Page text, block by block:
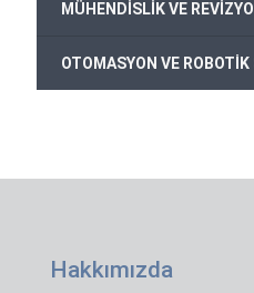
MÜHENDİSLİK VE
OTOMASYON VE
Hakkımızda